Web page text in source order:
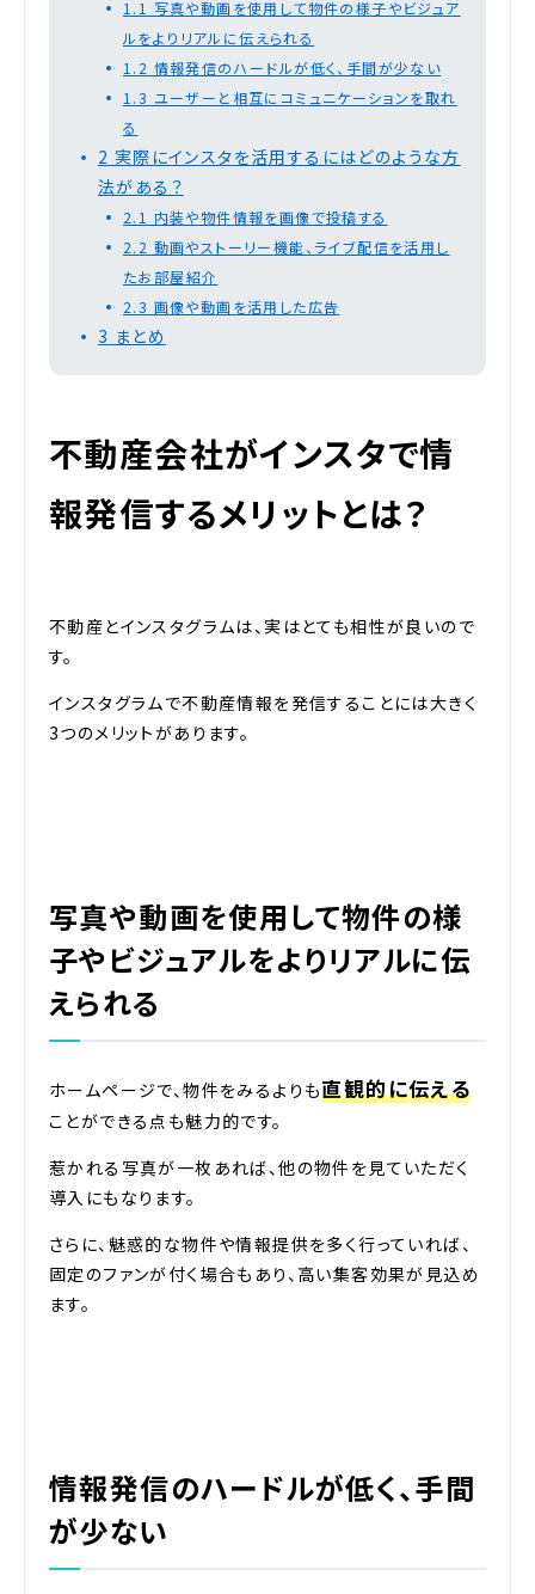
1.1 写真や動画を使用して物件の様子やビジュア
ルをよりリアルに伝えられる
1.2 情報発信のハードルが低く、手間が少ない
1.3 ユーザーと相互にコミュニケーションを取れ
る
2 実際にインスタを活用するにはどのような方
法がある？
2.1 内装や物件情報を画像で投稿する
2.2 動画やストーリー機能、ライブ配信を活用し
たお部屋紹介
2.3 画像や動画を活用した広告
3 まとめ
不動産会社がインスタで情
報発信するメリットとは？
不動産とインスタグラムは、実はとても相性が良いので
す。
インスタグラムで不動産情報を発信することには大きく
3つのメリットがあります。
写真や動画を使用して物件の様
子やビジュアルをよりリアルに伝
えられる
ホームページで、物件をみるよりも直観的に伝える
ことができる点も魅力的です。
惹かれる写真が一枚あれば、他の物件を見ていただく
導入にもなります。
さらに、魅惑的な物件や情報提供を多く行っていれば、
固定のファンが付く場合もあり、高い集客効果が見込め
ます。
情報発信のハードルが低く、手間
が少ない